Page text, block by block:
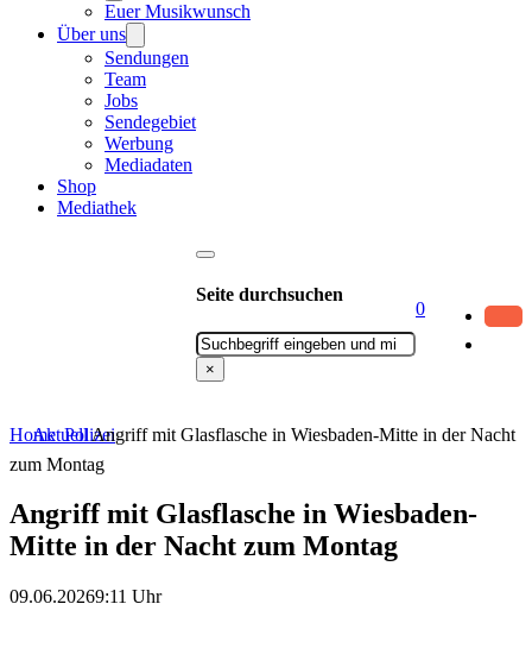
Euer Musikwunsch
Über uns
Sendungen
Team
Jobs
Sendegebiet
Werbung
Mediadaten
Shop
Mediathek
Seite durchsuchen
Suchen
×
0
HomeAktuellPolizeiAngriff mit Glasflasche in Wiesbaden-Mitte in der Nacht
zum Montag
Angriff mit Glasflasche in Wiesbaden-
Mitte in der Nacht zum Montag
09.06.20269:11 Uhr